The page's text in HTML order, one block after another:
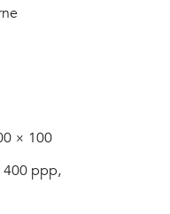
× 100
ppp,